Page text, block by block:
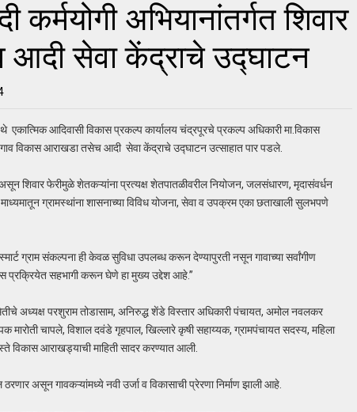
अभियानांतर्गत शिवार
आदी सेवा केंद्राचे उद्घाटन
एकात्मिक आदिवासी विकास प्रकल्प कार्यालय चंद्रपूरचे प्रकल्प अधिकारी मा.विकास
गाव विकास आराखडा तसेच आदी सेवा केंद्राचे उद्घाटन उत्साहात पार पडले.
असून शिवार फेरीमुळे शेतकऱ्यांना प्रत्यक्ष शेतपातळीवरील नियोजन, जलसंधारण, मृदासंवर्धन
ग्रामस्थांना शासनाच्या विविध योजना, सेवा व उपक्रम एका छताखाली सुलभपणे
ग्राम संकल्पना ही केवळ सुविधा उपलब्ध करून देण्यापुरती नसून गावाच्या सर्वांगीण
प्रक्रियेत सहभागी करून घेणे हा मुख्य उद्देश आहे.”
अध्यक्ष परशुराम तोडासाम, अनिरुद्ध शेंडे विस्तार अधिकारी पंचायत, अमोल नवलकर
मारोती चापले, विशाल दवंडे गृहपाल, खिल्लारे कृषी सहाय्यक, ग्रामपंचायत सदस्य, महिला
विकास आराखड्याची माहिती सादर करण्यात आली.
असून गावकऱ्यांमध्ये नवी उर्जा व विकासाची प्रेरणा निर्माण झाली आहे.